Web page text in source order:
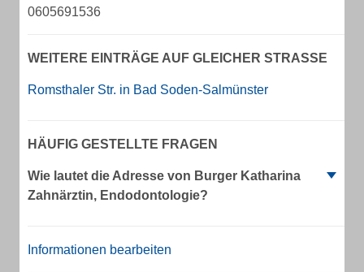
0605691536
WEITERE EINTRÄGE AUF GLEICHER STRASSE
Romsthaler Str. in Bad Soden-Salmünster
HÄUFIG GESTELLTE FRAGEN
Wie lautet die Adresse von Burger Katharina
Zahnärztin, Endodontologie?
Informationen bearbeiten